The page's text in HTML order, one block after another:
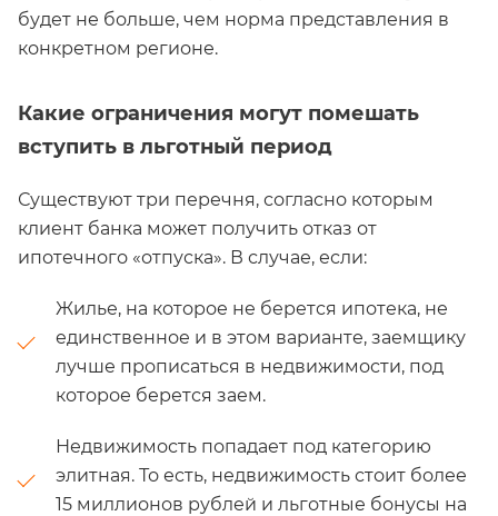
будет не больше, чем норма представления в
конкретном регионе.
Какие ограничения могут помешать
вступить в льготный период
Существуют три перечня, согласно которым
клиент банка может получить отказ от
ипотечного «отпуска». В случае, если:
Жилье, на которое не берется ипотека, не
единственное и в этом варианте, заемщику
лучше прописаться в недвижимости, под
которое берется заем.
Недвижимость попадает под категорию
элитная. То есть, недвижимость стоит более
15 миллионов рублей и льготные бонусы на